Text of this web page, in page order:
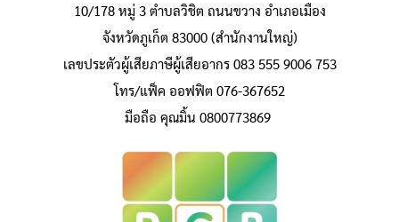
10/178 หมู่ 3 ตำบลวิชิต ถนนขวาง อำเภอเมือง
จังหวัดภูเก็ต 83000 (สำนักงานใหญ่)
เลขประตัวผู้เสียภาษีผู้เสียอากร 083 555 9006 753
โทร/แฟ็ค ออฟฟิต 076-367652
มือถือ คุณมิ้น 0800773869